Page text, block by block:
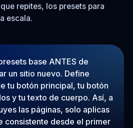
repites, los presets para
escala.
base ANTES de
un sitio nuevo. Define
tu botón principal, tu botón
y tu texto de cuerpo. Así, a
las páginas, solo aplicas
consistente desde el primer